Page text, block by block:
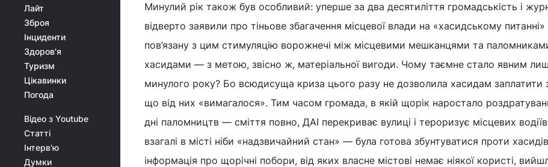
Лайт
Зброя
Інциденти
Здоров'я
Туризм
Цікавинки
Погода
Відео з Youtube
Статті
Інтерв'ю
Думки
Минулий рік також був особливий: уперше за два десятиліття громадськість і
відверто заявили про тіньове збагачення місцевої влади на «хасидському питанні»
пов’язану з цим стимуляцію ворожнечі між місцевими мешканцями та
хасидами — з метою, звісно ж, матеріальної вигоди. Чому таємне стало явним
минулого року? Бо всюдисуща криза цього разу не дозволила хасидам заплатити
що від них «вимагалося». Тим часом громада, в якій щорік наростало
дні паломництв — сміття повно, ДАІ перекриває вулиці і тероризує місцевих
взагалі в місті ніби «надзвичайний стан» — була готова збунтуватися проти
інформація про щорічні побори, від яких власне містові немає ніякої користі,